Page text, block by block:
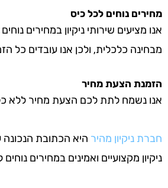
מחירים נוחים לכל כיס
אנו מציעים שירותי ניקיון במחירים
מבחינה כלכלית, ולכן אנו עובדים כל
הזמנת הצעת מחיר
אנו נשמח לתת לכם הצעת מחיר ללא כל
חברת ניקיון מהיר היא הכתובת
ניקיון מקצועיים ואמינים במחירים